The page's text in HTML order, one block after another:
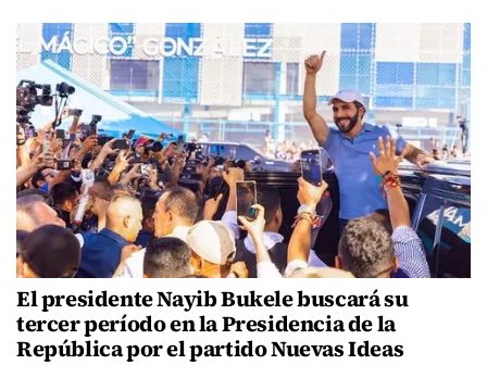
El presidente Nayib Bukele buscará su
tercer período en la Presidencia de la
República por el partido Nuevas Ideas